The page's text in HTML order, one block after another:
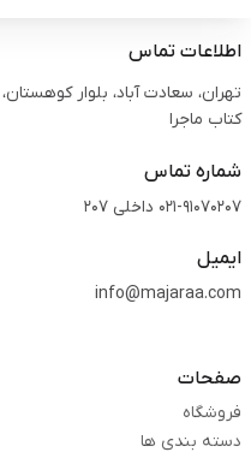
اطلاعات تماس
کتاب ماجرا
شماره تماس
021-91070207 داخلی 207
ایمیل
info@majaraa.com
صفحات
فروشگاه
دسته بندی ها